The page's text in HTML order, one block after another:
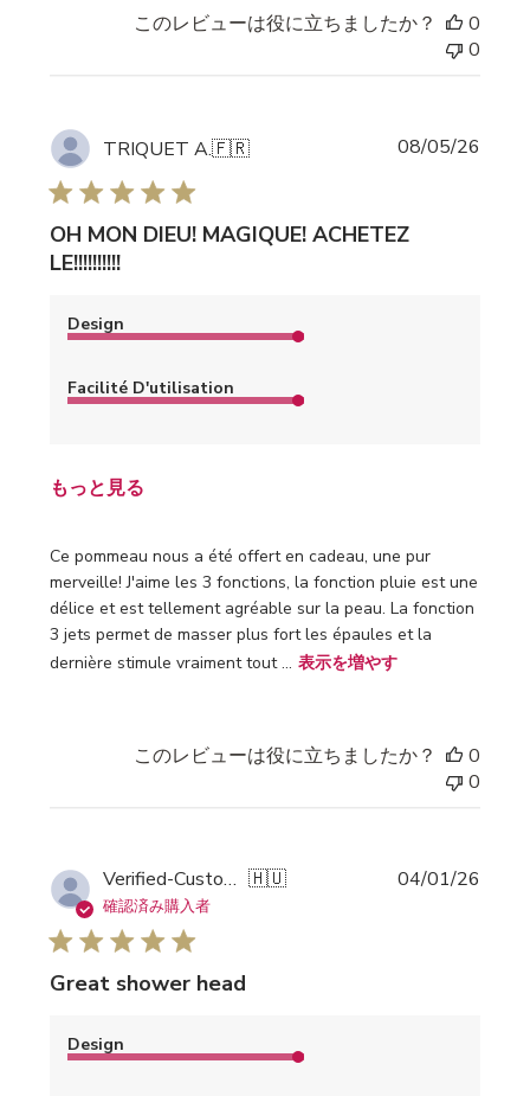
このレビューは役に立ちましたか？
0
0
TRIQUET A.🇫🇷
OH MON DIEU! MAGIQUE! ACHETEZ
LE!!!!!!!!!!
Ce pommeau nous a été offert en cadeau, une pur
merveille! J'aime les 3 fonctions, la fonction pluie est une
délice et est tellement agréable sur la peau. La fonction
3 jets permet de masser plus fort les épaules et la
dernière stimule vraiment tout ... 表示を増やす
Design
Facilité D'utilisation
もっと見る
08/05/26
このレビューは役に立ちましたか？
0
0
Verified-Customer 🇭🇺
確認済み購入者
Great shower head
Design
04/01/26